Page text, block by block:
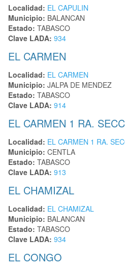
Localidad: EL CAPULIN
Municipio: BALANCAN
Estado: TABASCO
Clave LADA: 934
EL CARMEN
Localidad: EL CARMEN
Municipio: JALPA DE MENDEZ
Estado: TABASCO
Clave LADA: 914
EL CARMEN 1 RA.
Localidad: EL CARMEN 1 RA.
Municipio: CENTLA
Estado: TABASCO
Clave LADA: 913
EL CHAMIZAL
Localidad: EL CHAMIZAL
Municipio: BALANCAN
Estado: TABASCO
Clave LADA: 934
EL CONGO